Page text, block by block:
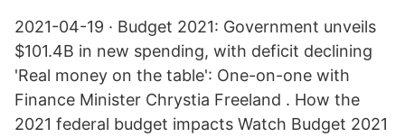
2021-04-19 · Budget 2021: Government unveils
$101.4B in new spending, with deficit declining
'Real money on the table': One-on-one with
Finance Minister Chrystia Freeland . How the
2021 federal budget impacts Watch Budget 2021